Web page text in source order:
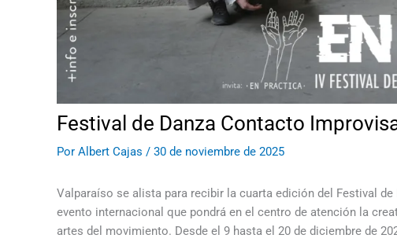
Festival de Danza Contacto
Por Albert Cajas / 30 de noviembre de 2025
Valparaíso se alista para recibir la cuarta edición del Festival
evento internacional que pondrá en el centro de atención la
artes del movimiento. Desde el 9 hasta el 20 de diciembre de